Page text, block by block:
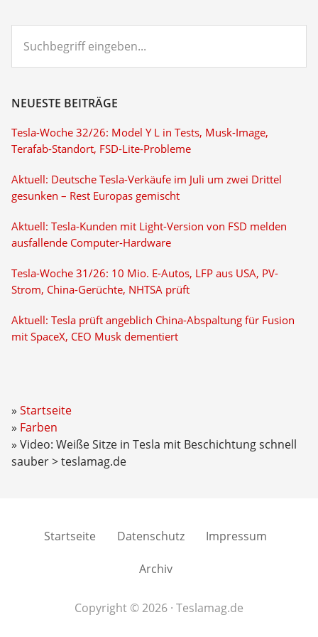
eingeben...
NEUESTE BEITRÄGE
Tesla-Woche 32/26: Model Y L in Tests, Musk-Image,
Terafab-Standort, FSD-Lite-Probleme
Aktuell: Deutsche Tesla-Verkäufe im Juli um zwei Drittel
gesunken – Rest Europas gemischt
Aktuell: Tesla-Kunden mit Light-Version von FSD melden
ausfallende Computer-Hardware
Tesla-Woche 31/26: 10 Mio. E-Autos, LFP aus USA, PV-
Strom, China-Gerüchte, NHTSA prüft
Aktuell: Tesla prüft angeblich China-Abspaltung für Fusion
mit SpaceX, CEO Musk dementiert
Startseite
Farben
Video: Weiße Sitze in Tesla mit Beschichtung schnell
sauber > teslamag.de
Startseite Datenschutz Impressum
Archiv
Copyright © 2026 · Teslamag.de